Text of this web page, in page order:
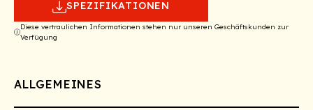
SPEZIFIKATIONEN
Diese vertraulichen Informationen stehen nur unseren Geschäftskunden zur
Verfügung
ALLGEMEINES